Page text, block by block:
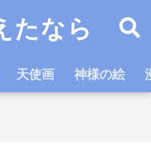
たなら
天使画 神様の絵